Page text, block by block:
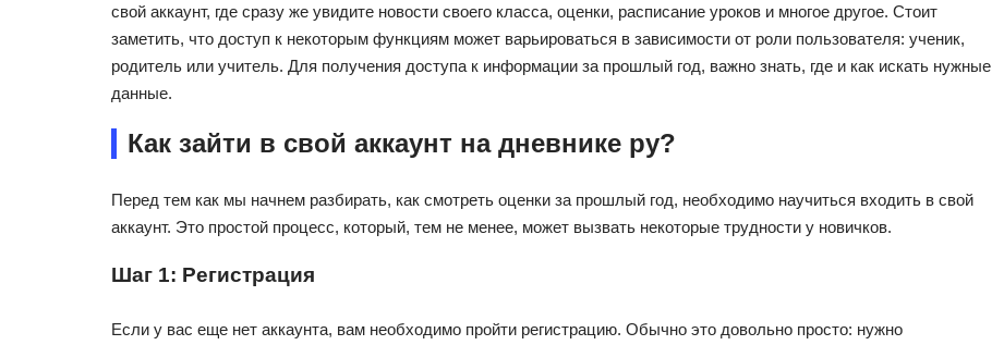
свой аккаунт, где сразу же увидите новости своего класса, оценки, расписание уроков и многое другое. Стоит
заметить, что доступ к некоторым функциям может варьироваться в зависимости от роли пользователя: ученик,
родитель или учитель. Для получения доступа к информации за прошлый год, важно знать, где и как искать нужные
данные.
Как зайти в свой аккаунт на дневнике ру?
Перед тем как мы начнем разбирать, как смотреть оценки за прошлый год, необходимо научиться входить в свой
аккаунт. Это простой процесс, который, тем не менее, может вызвать некоторые трудности у новичков.
Шаг 1: Регистрация
Если у вас еще нет аккаунта, вам необходимо пройти регистрацию. Обычно это довольно просто: нужно